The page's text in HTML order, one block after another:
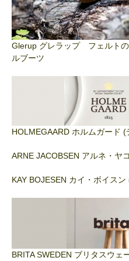
Glerup グレラップ フェルト
ルブーツ
HOLMEGAARD ホルムガード (
ARNE JACOBSEN アルネ・ヤ
KAY BOJESEN カイ・ボイスン
BRITA SWEDEN ブリタスウェ